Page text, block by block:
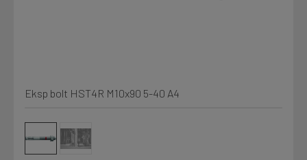
Prislister
Firmainformasjon
Eksp bolt HST4R M10x90 5-40 A4